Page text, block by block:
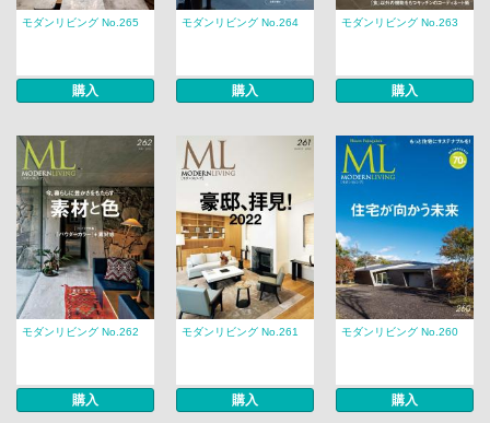
モダンリビング No.265
購入
モダンリビング No.264
購入
モダンリビング No.263
購入
モダンリビング No.262
購入
モダンリビング No.261
購入
モダンリビング No.260
購入